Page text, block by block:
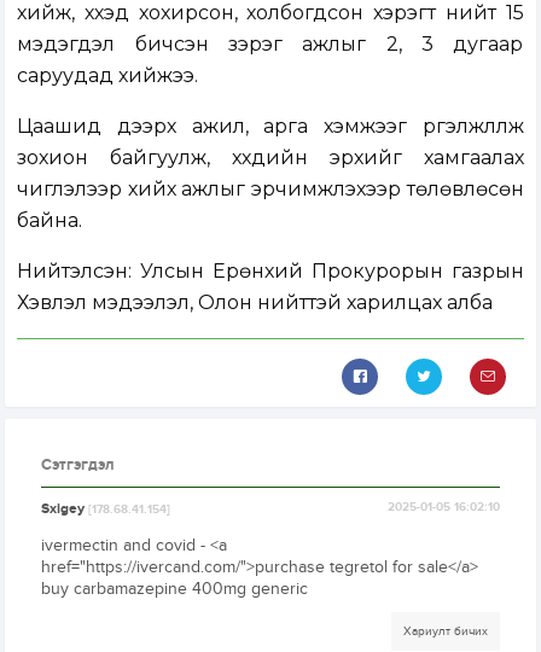
хийж, хүүхэд хохирсон, холбогдсон хэрэгт нийт 15
мэдэгдэл бичсэн зэрэг ажлыг 2, 3 дугаар
саруудад хийжээ.
Цаашид дээрх ажил, арга хэмжээг үргэлжлүүлж
зохион байгуулж, хүүхдийн эрхийг хамгаалах
чиглэлээр хийх ажлыг эрчимжүүлэхээр төлөвлөсөн
байна.
Нийтэлсэн:Улсын Ерөнхий Прокурорын газрын
Хэвлэл мэдээлэл, Олон нийттэй харилцах алба
Сэтгэгдэл
Sxigey[178.68.41.154] 2025-01-05 16:02:10
ivermectin and covid - <a
href="https://ivercand.com/">purchase tegretol for sale</a>
buy carbamazepine 400mg generic
Хариулт бичих